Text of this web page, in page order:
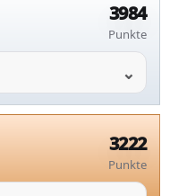
3984
Punkte
3222
Punkte